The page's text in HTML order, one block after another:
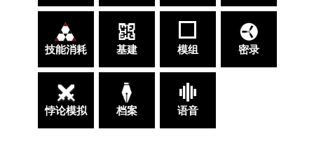
技能消耗 基建 模组 密录
悖论模拟 档案 语音